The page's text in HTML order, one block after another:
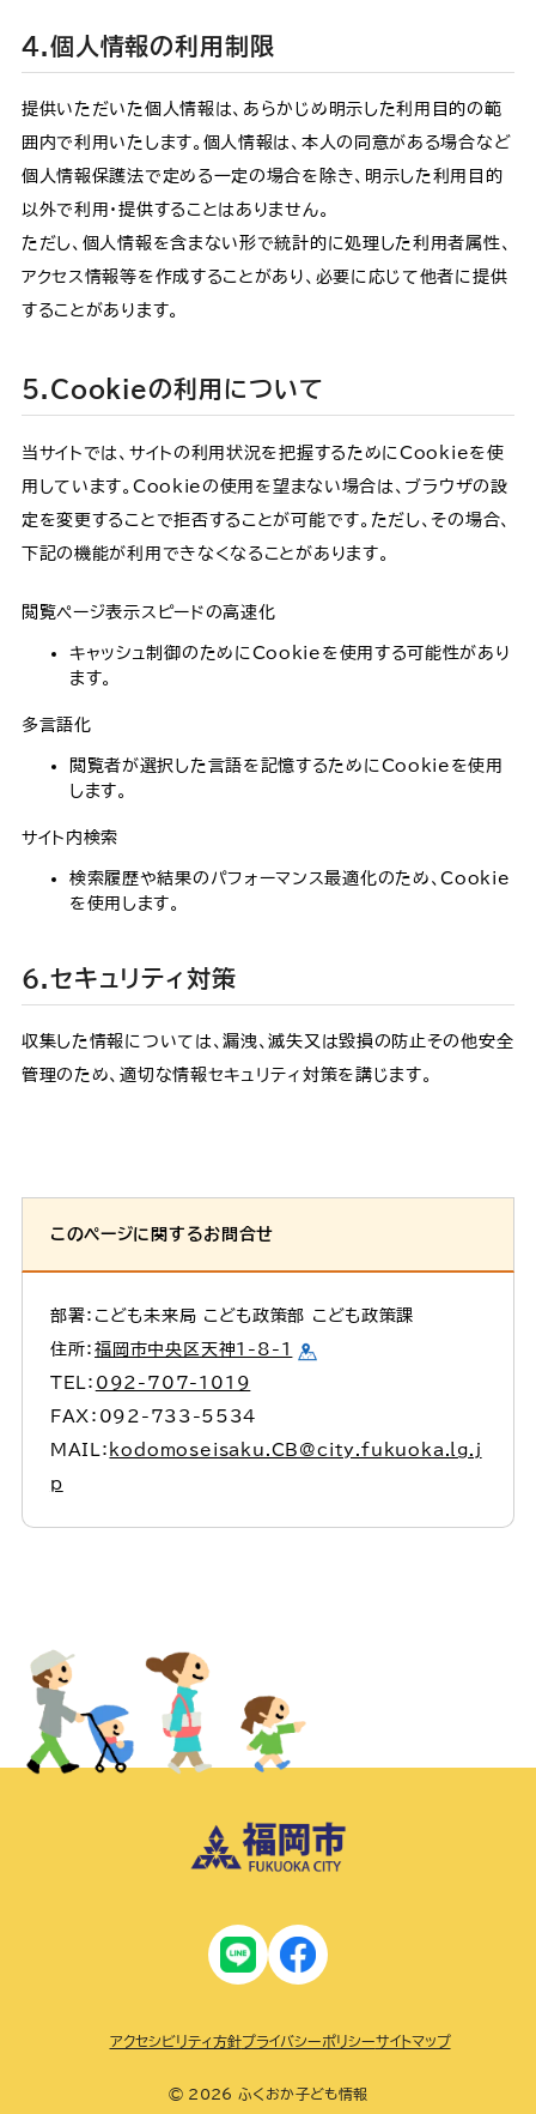
4.個人情報の利用制限
提供いただいた個人情報は、あらかじめ明示した利用目的の範
囲内で利用いたします。個人情報は、本人の同意がある場合など
個人情報保護法で定める一定の場合を除き、明示した利用目的
以外で利用・提供することはありません。
ただし、個人情報を含まない形で統計的に処理した利用者属性、
アクセス情報等を作成することがあり、必要に応じて他者に提供
することがあります。
5.Cookieの利用について
当サイトでは、サイトの利用状況を把握するためにCookieを使
用しています。Cookieの使用を望まない場合は、ブラウザの設
定を変更することで拒否することが可能です。ただし、その場合、
下記の機能が利用できなくなることがあります。
閲覧ページ表示スピードの高速化
キャッシュ制御のためにCookieを使用する可能性があり
ます。
多言語化
閲覧者が選択した言語を記憶するためにCookieを使用
します。
サイト内検索
検索履歴や結果のパフォーマンス最適化のため、Cookie
を使用します。
6.セキュリティ対策
収集した情報については、漏洩、滅失又は毀損の防止その他安全
管理のため、適切な情報セキュリティ対策を講じます。
このページに関するお問合せ
部署：こども未来局 こども政策部 こども政策課
住所：福岡市中央区天神1-8-1
TEL： 092-707-1019
FAX：092-733-5534
MAIL： kodomoseisaku.CB@city.fukuoka.lg.j
p
© 2026 ふくおか子ども情報
アクセシビリティ方針プライバシーポリシーサイトマップ